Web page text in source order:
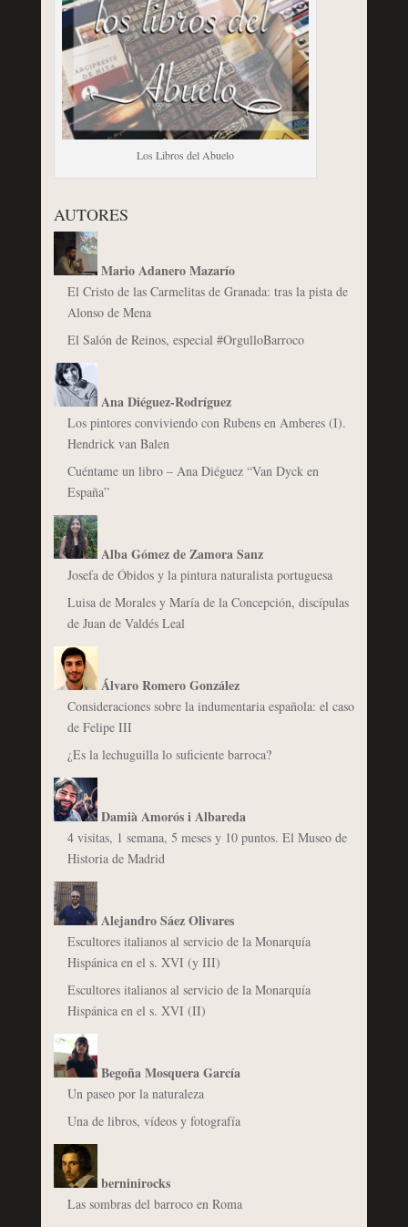
Los Libros del Abuelo
AUTORES
Mario Adanero Mazarío
El Cristo de las Carmelitas de Granada: tras la pista de
Alonso de Mena
El Salón de Reinos, especial #OrgulloBarroco
Ana Diéguez-Rodríguez
Los pintores conviviendo con Rubens en Amberes (I).
Hendrick van Balen
Cuéntame un libro – Ana Diéguez “Van Dyck en
España”
Alba Gómez de Zamora Sanz
Josefa de Óbidos y la pintura naturalista portuguesa
Luisa de Morales y María de la Concepción, discípulas
de Juan de Valdés Leal
Álvaro Romero González
Consideraciones sobre la indumentaria española: el caso
de Felipe III
¿Es la lechuguilla lo suficiente barroca?
Damià Amorós i Albareda
4 visitas, 1 semana, 5 meses y 10 puntos. El Museo de
Historia de Madrid
Alejandro Sáez Olivares
Escultores italianos al servicio de la Monarquía
Hispánica en el s. XVI (y III)
Escultores italianos al servicio de la Monarquía
Hispánica en el s. XVI (II)
Begoña Mosquera García
Un paseo por la naturaleza
Una de libros, vídeos y fotografía
berninirocks
Las sombras del barroco en Roma